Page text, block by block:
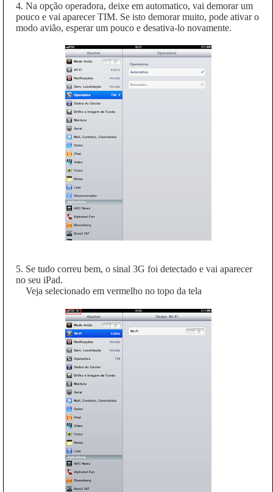
4. Na opção operadora, deixe em automatico, vai demorar um
pouco e vai aparecer TIM. Se isto demorar muito, pode ativar o
modo avião, esperar um pouco e desativa-lo novamente.
5. Se tudo correu bem, o sinal 3G foi detectado e vai aparecer
no seu iPad.
Veja selecionado em vermelho no topo da tela